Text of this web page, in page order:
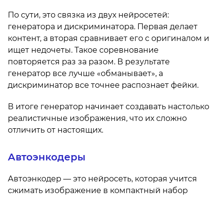
По сути, это связка из двух нейросетей:
генератора и дискриминатора. Первая делает
контент, а вторая сравнивает его с оригиналом и
ищет недочеты. Такое соревнование
повторяется раз за разом. В результате
генератор все лучше «обманывает», а
дискриминатор все точнее распознает фейки.
В итоге генератор начинает создавать настолько
реалистичные изображения, что их сложно
отличить от настоящих.
Автоэнкодеры
Автоэнкодер — это нейросеть, которая учится
сжимать изображение в компактный набор